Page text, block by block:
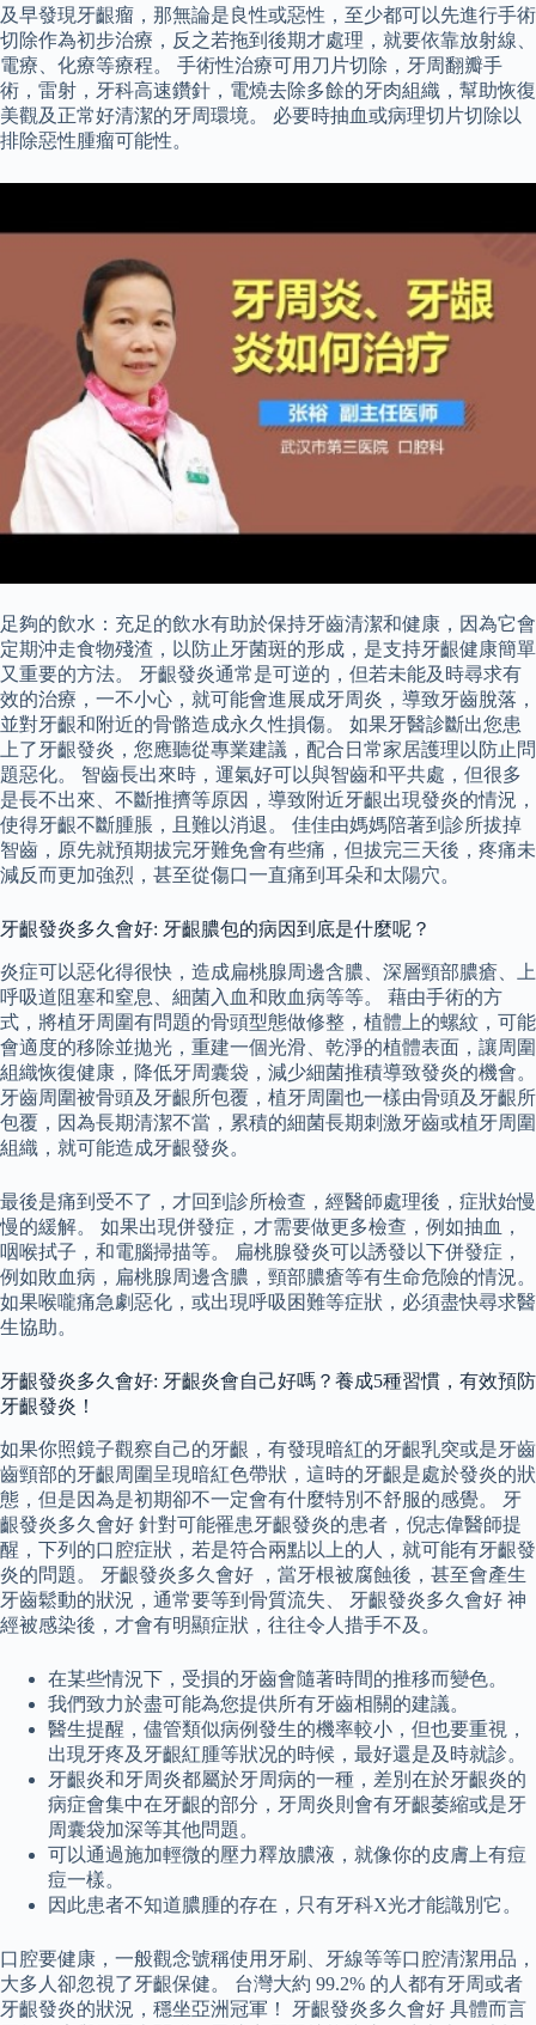
及早發現牙齦瘤，那無論是良性或惡性，至少都可以先進行手術
切除作為初步治療，反之若拖到後期才處理，就要依靠放射線、
電療、化療等療程。 手術性治療可用刀片切除，牙周翻瓣手
術，雷射，牙科高速鑽針，電燒去除多餘的牙肉組織，幫助恢復
美觀及正常好清潔的牙周環境。 必要時抽血或病理切片切除以
排除惡性腫瘤可能性。
足夠的飲水：充足的飲水有助於保持牙齒清潔和健康，因為它會
定期沖走食物殘渣，以防止牙菌斑的形成，是支持牙齦健康簡單
又重要的方法。 牙齦發炎通常是可逆的，但若未能及時尋求有
效的治療，一不小心，就可能會進展成牙周炎，導致牙齒脫落，
並對牙齦和附近的骨骼造成永久性損傷。 如果牙醫診斷出您患
上了牙齦發炎，您應聽從專業建議，配合日常家居護理以防止問
題惡化。 智齒長出來時，運氣好可以與智齒和平共處，但很多
是長不出來、不斷推擠等原因，導致附近牙齦出現發炎的情況，
使得牙齦不斷腫脹，且難以消退。 佳佳由媽媽陪著到診所拔掉
智齒，原先就預期拔完牙難免會有些痛，但拔完三天後，疼痛未
減反而更加強烈，甚至從傷口一直痛到耳朵和太陽穴。
牙齦發炎多久會好: 牙齦膿包的病因到底是什麼呢？
炎症可以惡化得很快，造成扁桃腺周邊含膿、深層頸部膿瘡、上
呼吸道阻塞和窒息、細菌入血和敗血病等等。 藉由手術的方
式，將植牙周圍有問題的骨頭型態做修整，植體上的螺紋，可能
會適度的移除並拋光，重建一個光滑、乾淨的植體表面，讓周圍
組織恢復健康，降低牙周囊袋，減少細菌推積導致發炎的機會。
牙齒周圍被骨頭及牙齦所包覆，植牙周圍也一樣由骨頭及牙齦所
包覆，因為長期清潔不當，累積的細菌長期刺激牙齒或植牙周圍
組織，就可能造成牙齦發炎。
最後是痛到受不了，才回到診所檢查，經醫師處理後，症狀始慢
慢的緩解。 如果出現併發症，才需要做更多檢查，例如抽血，
咽喉拭子，和電腦掃描等。 扁桃腺發炎可以誘發以下併發症，
例如敗血病，扁桃腺周邊含膿，頸部膿瘡等有生命危險的情況。
如果喉嚨痛急劇惡化，或出現呼吸困難等症狀，必須盡快尋求醫
生協助。
牙齦發炎多久會好: 牙齦炎會自己好嗎？養成5種習慣，有效預防
牙齦發炎！
如果你照鏡子觀察自己的牙齦，有發現暗紅的牙齦乳突或是牙齒
齒頸部的牙齦周圍呈現暗紅色帶狀，這時的牙齦是處於發炎的狀
態，但是因為是初期卻不一定會有什麼特別不舒服的感覺。 牙
齦發炎多久會好 針對可能罹患牙齦發炎的患者，倪志偉醫師提
醒，下列的口腔症狀，若是符合兩點以上的人，就可能有牙齦發
炎的問題。 牙齦發炎多久會好 ，當牙根被腐蝕後，甚至會產生
牙齒鬆動的狀況，通常要等到骨質流失、 牙齦發炎多久會好 神
經被感染後，才會有明顯症狀，往往令人措手不及。
在某些情況下，受損的牙齒會隨著時間的推移而變色。
我們致力於盡可能為您提供所有牙齒相關的建議。
醫生提醒，儘管類似病例發生的機率較小，但也要重視，
出現牙疼及牙齦紅腫等狀况的時候，最好還是及時就診。
牙齦炎和牙周炎都屬於牙周病的一種，差別在於牙齦炎的
病症會集中在牙齦的部分，牙周炎則會有牙齦萎縮或是牙
周囊袋加深等其他問題。
可以通過施加輕微的壓力釋放膿液，就像你的皮膚上有痘
痘一樣。
因此患者不知道膿腫的存在，只有牙科X光才能識別它。
口腔要健康，一般觀念號稱使用牙刷、牙線等等口腔清潔用品，
大多人卻忽視了牙齦保健。 台灣大約 99.2% 的人都有牙周或者
牙齦發炎的狀況，穩坐亞洲冠軍！ 牙齦發炎多久會好 具體而言